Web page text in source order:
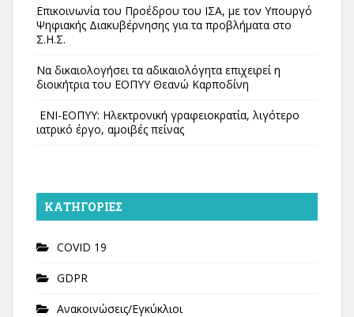
Επικοινωνία του Προέδρου του ΙΣΑ, με τον Υπουργό
Ψηφιακής Διακυβέρνησης για τα προβλήματα στο
Σ.Η.Σ.
Να δικαιολογήσει τα αδικαιολόγητα επιχειρεί η
διοικήτρια του ΕΟΠΥΥ Θεανώ Καρποδίνη
ΕΝΙ-ΕΟΠΥΥ: Ηλεκτρονική γραφειοκρατία, λιγότερο
ιατρικό έργο, αμοιβές πείνας
KΑΤΗΓΟΡΊΕΣ
COVID 19
GDPR
Ανακοινώσεις/Εγκύκλιοι